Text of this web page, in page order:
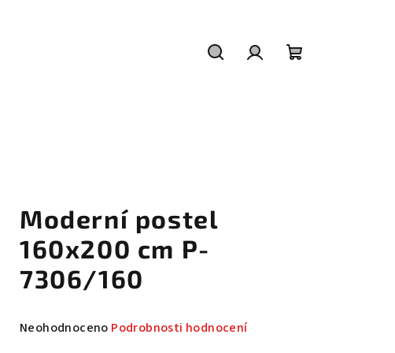
Moderní postel
160x200 cm P-
7306/160
Průměrné
Neohodnoceno Podrobnosti hodnocení